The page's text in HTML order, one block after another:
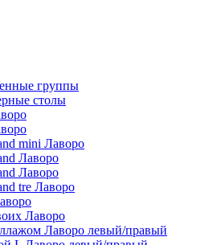
группы
столы
mini Лаворо
Лаворо
Лаворо
tre Лаворо
Лаворо
Лаворо левый/правый